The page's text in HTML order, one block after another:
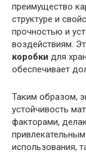
преимущество
структуре и
прочностью и
воздействиям.
коробки для
обеспечивает
Таким образом,
устойчивость
факторами,
использования,